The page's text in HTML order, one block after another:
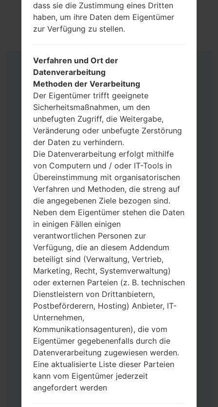
Anleitung
Laden Sie auf Ihren PC:
Version herunter.
Dann laden Sie die Firmware-Datei
herunter und entpacken Sie sie.
Sie brauchen 1(wählen Sie hier 1 Firmware-
Datei aus) oder 5 (wählen Sie 5 Firmware-
Dateien aus) Firmware-Dateien:
AP: „System & Recovery“
CP: „Modem & Radio“
CSC_***: „Country & Region & Operator“
HOME_CSC_***: „Country & Region &
Operator“
Fügen Sie dem Programm Odin 3 alle
Dateien hinzu.
Wenn Sie das Telefon flashen und auf die
dass sie die Zustimmung eines Dritten
haben, um ihre Daten dem Eigentümer
zur Verfügung zu stellen.
Verfahren und Ort der
Datenverarbeitung
Methoden der Verarbeitung
Der Eigentümer trifft geeignete
Sicherheitsmaßnahmen, um den
unbefugten Zugriff, die Weitergabe,
Veränderung oder unbefugte Zerstörung
der Daten zu verhindern.
Die Datenverarbeitung erfolgt mithilfe
von Computern und / oder IT-Tools in
Übereinstimmung mit organisatorischen
Verfahren und Methoden, die streng auf
die angegebenen Ziele bezogen sind.
Neben dem Eigentümer stehen die Daten
in einigen Fällen einigen
verantwortlichen Personen zur
Verfügung, die an diesem Addendum
beteiligt sind (Verwaltung, Vertrieb,
Marketing, Recht, Systemverwaltung)
oder externen Parteien (z. B. technischen
Dienstleistern von Drittanbietern,
Postbeförderern, Hosting) Anbieter, IT-
Unternehmen,
Kommunikationsagenturen), die vom
Eigentümer gegebenenfalls durch die
Datenverarbeitung zugewiesen werden.
Eine aktualisierte Liste dieser Parteien
kann vom Eigentümer jederzeit
angefordert werden